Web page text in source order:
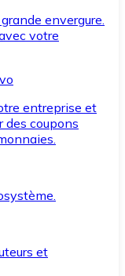
envergure.
votre
entreprise et
des coupons
et